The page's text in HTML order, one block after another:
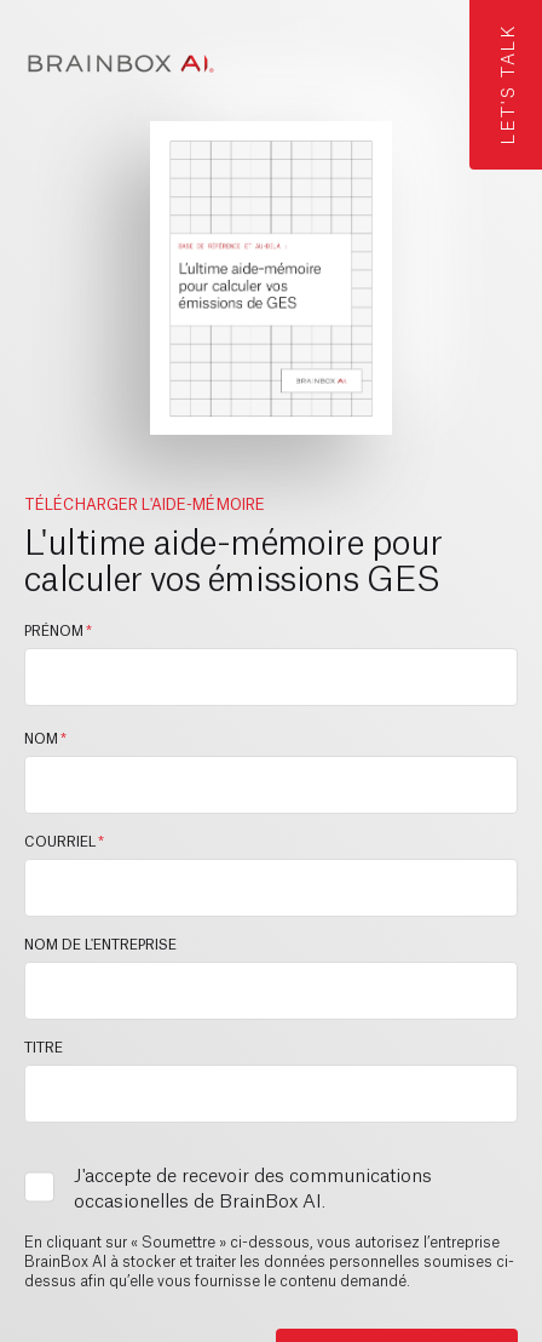
LET'S TALK
TÉLÉCHARGER L'AIDE-MÉMOIRE
L'ultime aide-mémoire pour
calculer vos émissions GES
PRÉNOM *
NOM *
COURRIEL *
NOM DE L'ENTREPRISE
TITRE
J'accepte de recevoir des communications
occasionelles de BrainBox AI.
En cliquant sur « Soumettre » ci-dessous, vous autorisez l’entreprise
BrainBox AI à stocker et traiter les données personnelles soumises ci-
dessus afin qu’elle vous fournisse le contenu demandé.